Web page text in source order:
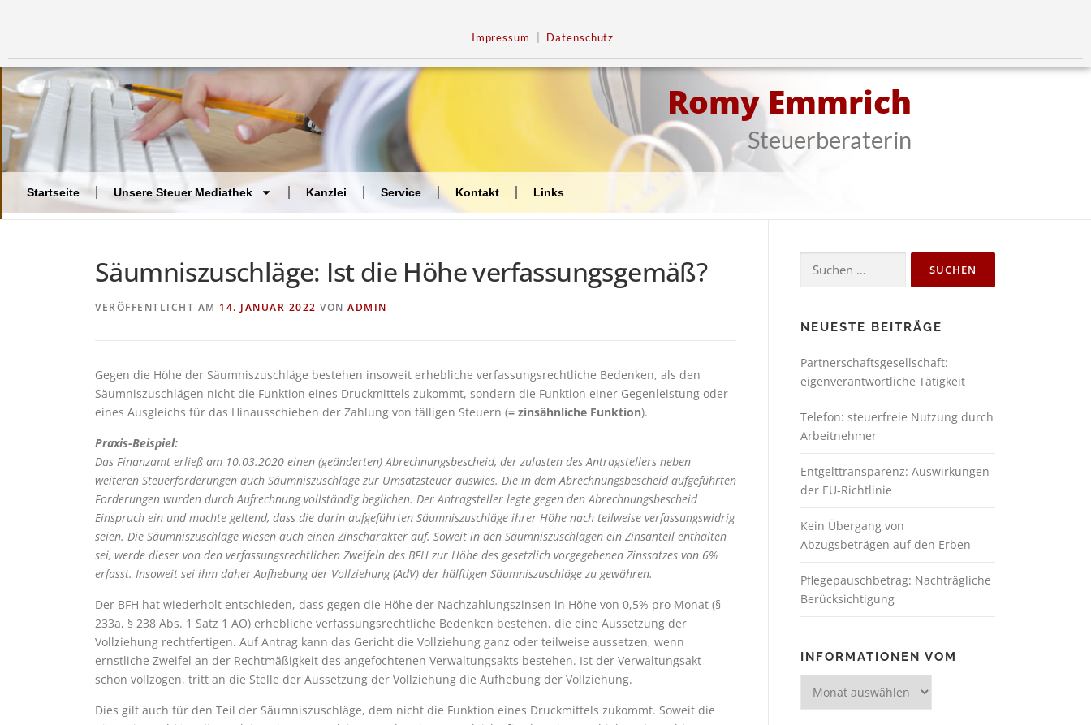
Impressum Datenschutz
Romy Emmrich
Steuerberaterin
Startseite Unsere Steuer Mediathek Kanzlei Service Kontakt Links
Säumniszuschläge: Ist die Höhe verfassungsgemäß?
VERÖFFENTLICHT AM 14. JANUAR 2022 VON ADMIN
Gegen die Höhe der Säumniszuschläge bestehen insoweit erhebliche verfassungsrechtliche Bedenken, als den
Säumniszuschlägen nicht die Funktion eines Druckmittels zukommt, sondern die Funktion einer Gegenleistung oder
eines Ausgleichs für das Hinausschieben der Zahlung von fälligen Steuern (= zinsähnliche Funktion).
Praxis-Beispiel:
Das Finanzamt erließ am 10.03.2020 einen (geänderten) Abrechnungsbescheid, der zulasten des Antragstellers neben
weiteren Steuerforderungen auch Säumniszuschläge zur Umsatzsteuer auswies. Die in dem Abrechnungsbescheid aufgeführten
Forderungen wurden durch Aufrechnung vollständig beglichen. Der Antragsteller legte gegen den Abrechnungsbescheid
Einspruch ein und machte geltend, dass die darin aufgeführten Säumniszuschläge ihrer Höhe nach teilweise verfassungswidrig
seien. Die Säumniszuschläge wiesen auch einen Zinscharakter auf. Soweit in den Säumniszuschlägen ein Zinsanteil enthalten
sei, werde dieser von den verfassungsrechtlichen Zweifeln des BFH zur Höhe des gesetzlich vorgegebenen Zinssatzes von 6%
erfasst. Insoweit sei ihm daher Aufhebung der Vollziehung (AdV) der hälftigen Säumniszuschläge zu gewähren.
Der BFH hat wiederholt entschieden, dass gegen die Höhe der Nachzahlungszinsen in Höhe von 0,5% pro Monat (§
233a, § 238 Abs. 1 Satz 1 AO) erhebliche verfassungsrechtliche Bedenken bestehen, die eine Aussetzung der
Vollziehung rechtfertigen. Auf Antrag kann das Gericht die Vollziehung ganz oder teilweise aussetzen, wenn
ernstliche Zweifel an der Rechtmäßigkeit des angefochtenen Verwaltungsakts bestehen. Ist der Verwaltungsakt
schon vollzogen, tritt an die Stelle der Aussetzung der Vollziehung die Aufhebung der Vollziehung.
Dies gilt auch für den Teil der Säumniszuschläge, dem nicht die Funktion eines Druckmittels zukommt. Soweit die
NEUESTE BEITRÄGE
Partnerschaftsgesellschaft:
eigenverantwortliche Tätigkeit
Telefon: steuerfreie Nutzung durch
Arbeitnehmer
Entgelttransparenz: Auswirkungen
der EU-Richtlinie
Kein Übergang von
Abzugsbeträgen auf den Erben
Pflegepauschbetrag: Nachträgliche
Berücksichtigung
INFORMATIONEN VOM